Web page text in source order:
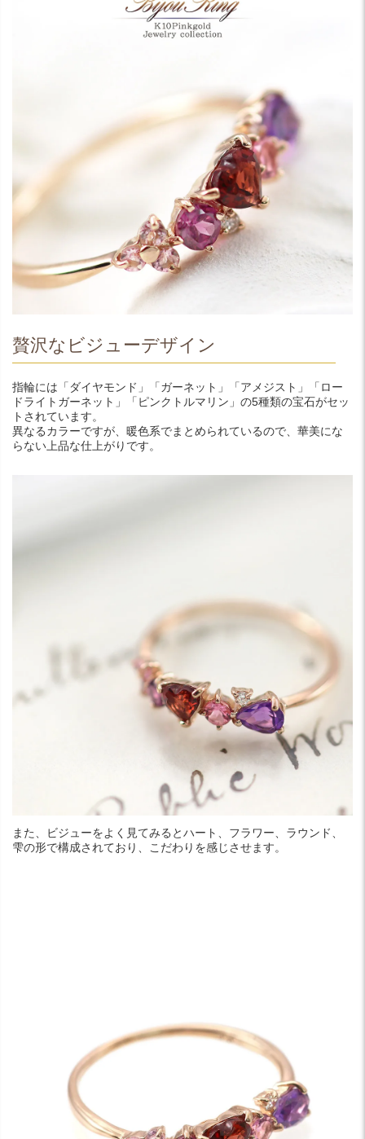
贅沢なビジューデザイン
指輪には「ダイヤモンド」「ガーネット」「アメジスト」「ロー
ドライトガーネット」「ピンクトルマリン」の5種類の宝石がセッ
トされています。
異なるカラーですが、暖色系でまとめられているので、華美にな
らない上品な仕上がりです。
また、ビジューをよく見てみるとハート、フラワー、ラウンド、
雫の形で構成されており、こだわりを感じさせます。